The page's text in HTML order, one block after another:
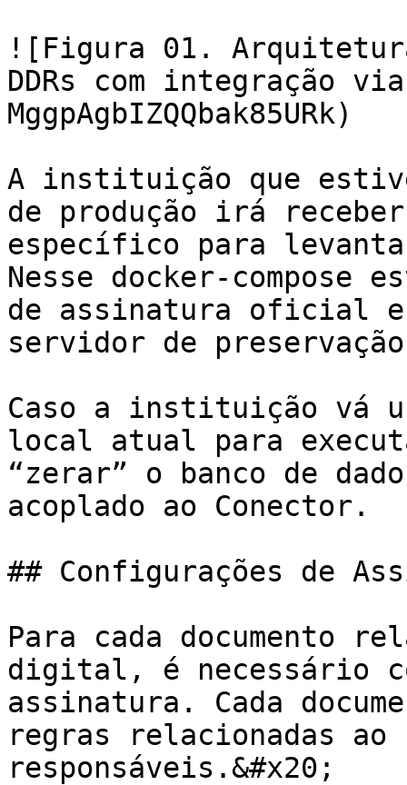
![Figura 01.
DDRs com integração
MggpAgbIZQQbak85URk)
A instituição que
de produção irá receber
específico para
Nesse docker-compose
de assinatura oficial e
servidor de preservação
Caso a instituição vá
local atual para
“zerar” o banco de
acoplado ao Conector.
## Configurações de
Para cada documento
digital, é necessário
assinatura. Cada
regras relacionadas
responsáveis.&#x20;